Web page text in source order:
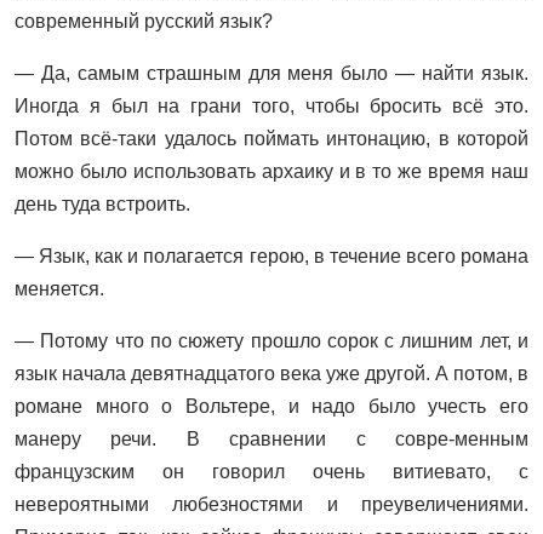
современный русский язык?
— Да, самым страшным для меня было — найти язык.
Иногда я был на грани того, чтобы бросить всё это.
Потом всё-таки удалось поймать интонацию, в которой
можно было использовать архаику и в то же время наш
день туда встроить.
— Язык, как и полагается герою, в течение всего романа
меняется.
— Потому что по сюжету прошло сорок с лишним лет, и
язык начала девятнадцатого века уже другой. А потом, в
романе много о Вольтере, и надо было учесть его
манеру речи. В сравнении с совре-менным
французским он говорил очень витиевато, с
невероятными любезностями и преувеличениями.